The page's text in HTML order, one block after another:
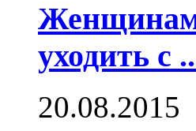
уходить с
20.08.2015